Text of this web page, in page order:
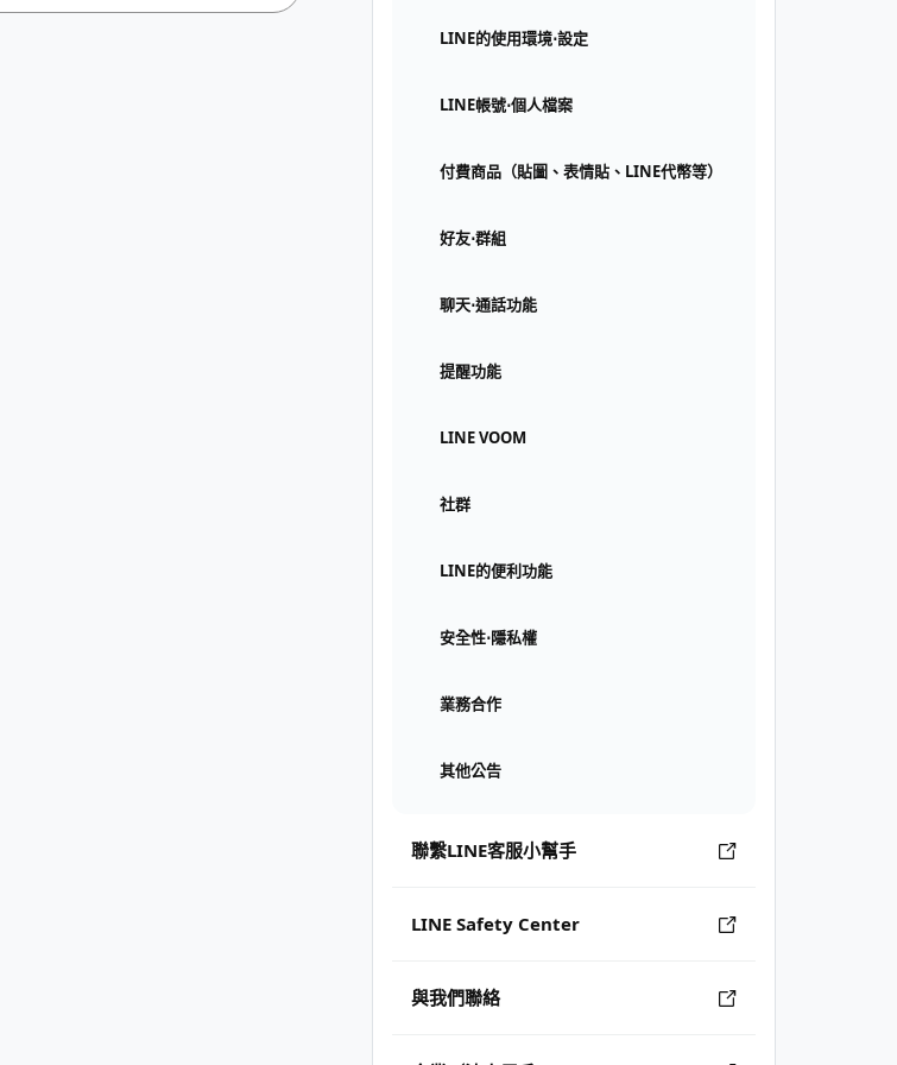
LINE的使用環境⋅設定
LINE帳號⋅個人檔案
付費商品（貼圖、表情貼、LINE代幣等）
好友⋅群組
聊天⋅通話功能
提醒功能
LINE VOOM
社群
LINE的便利功能
安全性⋅隱私權
業務合作
其他公告
聯繫LINE客服小幫手
LINE Safety Center
與我們聯絡